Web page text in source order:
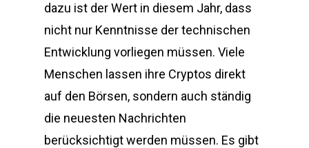
dazu ist der Wert in diesem Jahr, dass
nicht nur Kenntnisse der technischen
Entwicklung vorliegen müssen. Viele
Menschen lassen ihre Cryptos direkt
auf den Börsen, sondern auch ständig
die neuesten Nachrichten
berücksichtigt werden müssen. Es gibt